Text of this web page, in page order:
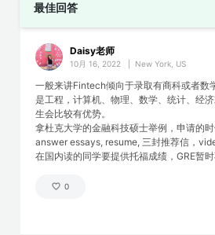
最佳回答
Daisy老师
10月 16, 2022 New York, US
一般来讲Fintech倾向于录取有商科或者数
是工程，计算机、物理、数学、统计、经
生会比较有优势。
拿杜克大学的金融科技硕士举例，申请的
answer essays, resume, 三封推荐信，
在国内读的同学要提供托福成绩，GRE暂时
0